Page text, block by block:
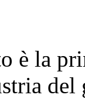
è la
del